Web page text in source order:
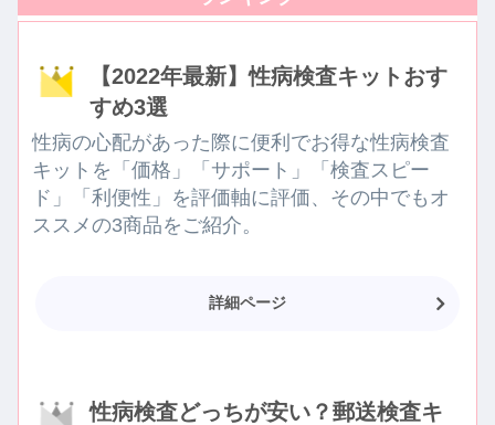
【2022年最新】性病検査キットおす
すめ3選
性病の心配があった際に便利でお得な性病検査
キットを「価格」「サポート」「検査スピー
ド」「利便性」を評価軸に評価、その中でもオ
ススメの3商品をご紹介。
詳細ページ
性病検査どっちが安い？郵送検査キ